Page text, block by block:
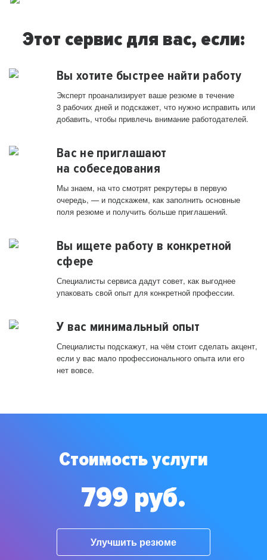
Этот сервис для вас, если:
Вы хотите быстрее найти работу
Эксперт проанализирует ваше резюме в течение
3 рабочих дней и подскажет, что нужно исправить или
добавить, чтобы привлечь внимание работодателей.
Вас не приглашают
на собеседования
Мы знаем, на что смотрят рекрутеры в первую
очередь, — и подскажем, как заполнить основные
поля резюме и получить больше приглашений.
Вы ищете работу в конкретной
сфере
Специалисты сервиса дадут совет, как выгоднее
упаковать свой опыт для конкретной профессии.
У вас минимальный опыт
Специалисты подскажут, на чём стоит сделать акцент,
если у вас мало профессионального опыта или его
нет вовсе.
Стоимость услуги
799 руб.
Улучшить резюме